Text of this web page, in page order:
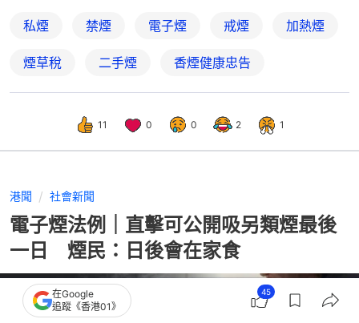
私煙 禁煙 電子煙 戒煙 加熱煙
煙草稅 二手煙 香煙健康忠告
11 0 0 2 1
港聞 社會新聞
電子煙法例｜直擊可公開吸另類煙最後
一日 煙民：日後會在家食
在Google
追蹤《香港01》
45